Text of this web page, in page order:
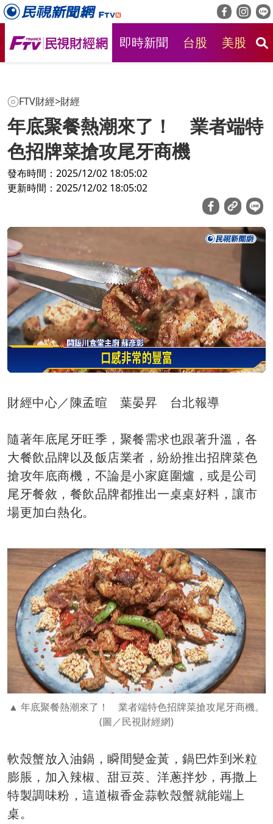
即時新聞 台股 美股
FTV財經>財經
年底聚餐熱潮來了！ 業者端特
色招牌菜搶攻尾牙商機
發布時間：2025/12/02 18:05:02
更新時間：2025/12/02 18:05:02
財經中心／陳孟暄 葉晏昇 台北報導
隨著年底尾牙旺季，聚餐需求也跟著升溫，各
大餐飲品牌以及飯店業者，紛紛推出招牌菜色
搶攻年底商機，不論是小家庭圍爐，或是公司
尾牙餐敘，餐飲品牌都推出一桌桌好料，讓市
場更加白熱化。
年底聚餐熱潮來了！ 業者端特色招牌菜搶攻尾牙商機。
(圖／民視財經網)
軟殼蟹放入油鍋，瞬間變金黃，鍋巴炸到米粒
膨脹，加入辣椒、甜豆莢、洋蔥拌炒，再撒上
特製調味粉，這道椒香金蒜軟殼蟹就能端上
桌。